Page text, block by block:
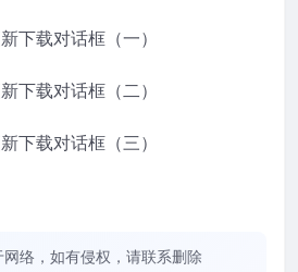
下载对话框（一）
下载对话框（二）
下载对话框（三）
络，如有侵权，请联系删除